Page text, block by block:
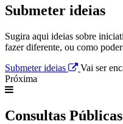
Submeter ideias
Sugira aqui ideias sobre
fazer diferente, ou como
Submeter ideias
Vai ser
Próxima
Consultas Públicas